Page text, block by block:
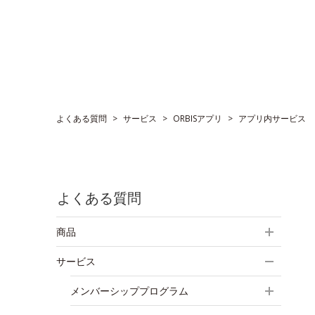
よくある質問 > サービス > ORBISアプリ > アプリ内サービス
よくある質問
商品
サービス
メンバーシッププログラム